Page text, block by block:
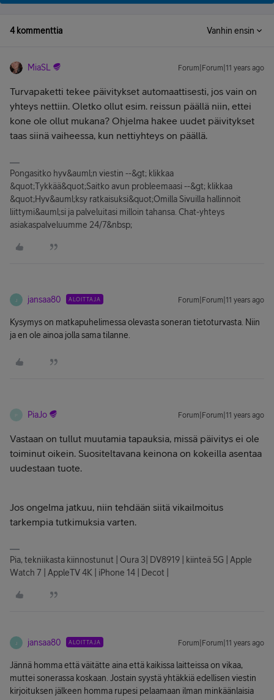
4 kommenttia Vanhin ensin
MiaSL Forum|Forum|11 years ago
Turvapaketti tekee päivitykset automaattisesti, jos vain on
yhteys nettiin. Oletko ollut esim. reissun päällä niin, ettei
kone ole ollut mukana? Ohjelma hakee uudet päivitykset
taas siinä vaiheessa, kun nettiyhteys on päällä.
Pongasitko hyv&auml;n viestin --&gt; klikkaa
&quot;Tykkää&quot;Saitko avun probleemaasi --&gt; klikkaa
&quot;Hyv&auml;ksy ratkaisuksi&quot;Omilla Sivuilla hallinnoit
liittymi&auml;si ja palveluitasi milloin tahansa. Chat-yhteys
asiakaspalveluumme 24/7&nbsp;
J jansaa80 ALOITTAJA Forum|Forum|11 years ago
Kysymys on matkapuhelimessa olevasta soneran tietoturvasta. Niin
ja en ole ainoa jolla sama tilanne.
PiaJo Forum|Forum|11 years ago
Vastaan on tullut muutamia tapauksia, missä päivitys ei ole
toiminut oikein. Suositeltavana keinona on kokeilla asentaa
uudestaan tuote.
Jos ongelma jatkuu, niin tehdään siitä vikailmoitus
tarkempia tutkimuksia varten.
Pia, tekniikasta kiinnostunut | Oura 3| DV8919 | kiinteä 5G | Apple
Watch 7 | AppleTV 4K | iPhone 14 | Decot |
J jansaa80 ALOITTAJA Forum|Forum|11 years ago
Jännä homma että väitätte aina että kaikissa laitteissa on vikaa,
muttei sonerassa koskaan. Jostain syystä yhtäkkiä edellisen viestin
kirjoituksen jälkeen homma rupesi pelaamaan ilman minkäänlaisia